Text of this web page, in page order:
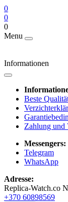
0
0
0
Menu
Informationen
Beste
Zahlung und
Messengers:
Telegram
WhatsApp
Adresse:
Replica-Watch.co
+370 60898569